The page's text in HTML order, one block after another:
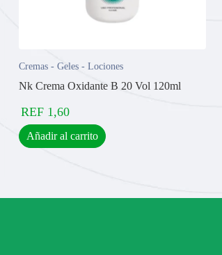
Cremas - Geles - Lociones
Nk Crema Oxidante B 20 Vol 120ml
REF 1,60
Añadir al carrito